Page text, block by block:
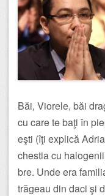
Băi, Viorele, băi
cu care te baţi în
eşti (îţi explică
chestia cu
bre. Unde era
trăgeau din daci şi